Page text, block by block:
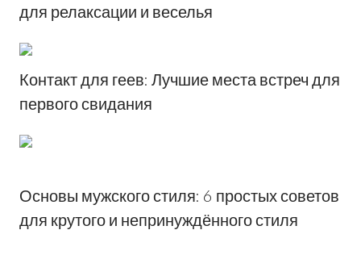
для релаксации и веселья
Контакт для геев: Лучшие места встреч для
первого свидания
Основы мужского стиля: 6 простых советов
для крутого и непринуждённого стиля